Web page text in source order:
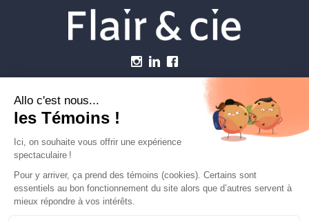
Établissements vétérinaires
Carrière
Contactez-nous